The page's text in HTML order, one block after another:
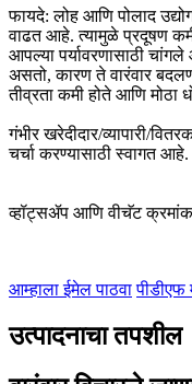
फायदे: लोह आणि पोलाद
वाढत आहे. त्यामुळे प्रदूषण
आपल्या पर्यावरणासाठी
असतो, कारण ते वारंवार
तीव्रता कमी होते आणि मोठा
गंभीर खरेदीदार/व्यापारी/
चर्चा करण्यासाठी स्वागत आहे.
व्हॉट्सॲप आणि वीचॅट
आम्हाला ईमेल पाठवा पीडीएफ
उत्पादनाचा तपशील